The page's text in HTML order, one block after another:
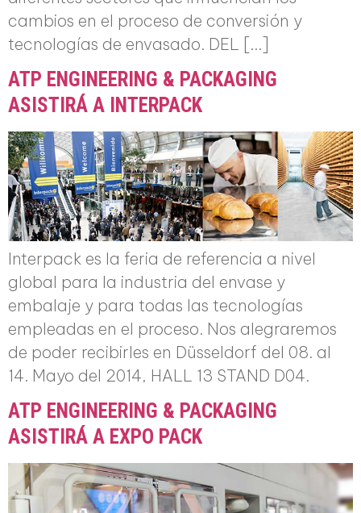
cambios en el proceso de conversión y
tecnologías de envasado. DEL […]
ATP ENGINEERING & PACKAGING
ASISTIRÁ A INTERPACK
Interpack es la feria de referencia a nivel
global para la industria del envase y
embalaje y para todas las tecnologías
empleadas en el proceso. Nos alegraremos
de poder recibirles en Düsseldorf del 08. al
14. Mayo del 2014, HALL 13 STAND D04.
ATP ENGINEERING & PACKAGING
ASISTIRÁ A EXPO PACK